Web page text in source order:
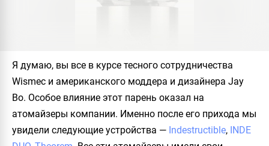
Я думаю, вы все в курсе тесного сотрудничества
Wismec и американского моддера и дизайнера Jay
Bo. Особое влияние этот парень оказал на
атомайзеры компании. Именно после его прихода мы
увидели следующие устройства — Indestructible, INDE